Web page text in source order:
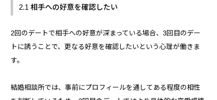
2.1 相手への好意を確認したい
2回のデートで相手への好意が深まっている場合、3回目のデー
トに誘うことで、更なる好意を確認したいという心理が働きま
す。
結婚相談所では、事前にプロフィールを通してある程度の相性